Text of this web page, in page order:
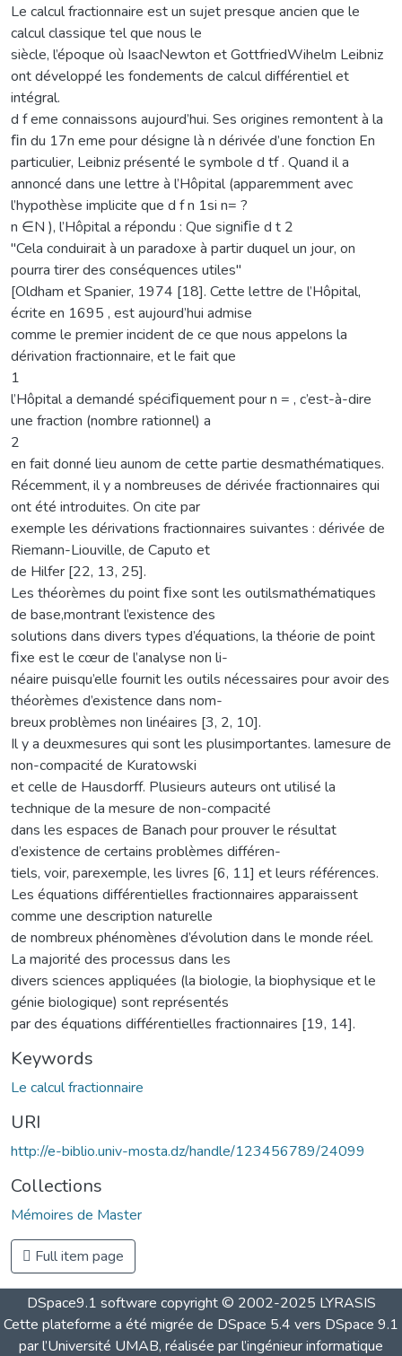
Le calcul fractionnaire est un sujet presque ancien que le
calcul classique tel que nous le
siècle, l’époque où IsaacNewton et GottfriedWihelm Leibniz
ont développé les fondements de calcul différentiel et
intégral.
d f eme connaissons aujourd’hui. Ses origines remontent à la
ﬁn du 17n eme pour désigne là n dérivée d’une fonction En
particulier, Leibniz présenté le symbole d tf . Quand il a
annoncé dans une lettre à l’Hôpital (apparemment avec
l’hypothèse implicite que d f n 1si n= ?
n ∈N ), l’Hôpital a répondu : Que signiﬁe d t 2
"Cela conduirait à un paradoxe à partir duquel un jour, on
pourra tirer des conséquences utiles"
[Oldham et Spanier, 1974 [18]. Cette lettre de l’Hôpital,
écrite en 1695 , est aujourd’hui admise
comme le premier incident de ce que nous appelons la
dérivation fractionnaire, et le fait que
1
l’Hôpital a demandé spéciﬁquement pour n = , c’est-à-dire
une fraction (nombre rationnel) a
2
en fait donné lieu aunom de cette partie desmathématiques.
Récemment, il y a nombreuses de dérivée fractionnaires qui
ont été introduites. On cite par
exemple les dérivations fractionnaires suivantes : dérivée de
Riemann-Liouville, de Caputo et
de Hilfer [22, 13, 25].
Les théorèmes du point ﬁxe sont les outilsmathématiques
de base,montrant l’existence des
solutions dans divers types d’équations, la théorie de point
ﬁxe est le cœur de l’analyse non li-
néaire puisqu’elle fournit les outils nécessaires pour avoir des
théorèmes d’existence dans nom-
breux problèmes non linéaires [3, 2, 10].
Il y a deuxmesures qui sont les plusimportantes. lamesure de
non-compacité de Kuratowski
et celle de Hausdorff. Plusieurs auteurs ont utilisé la
technique de la mesure de non-compacité
dans les espaces de Banach pour prouver le résultat
d’existence de certains problèmes différen-
tiels, voir, parexemple, les livres [6, 11] et leurs références.
Les équations différentielles fractionnaires apparaissent
comme une description naturelle
de nombreux phénomènes d’évolution dans le monde réel.
La majorité des processus dans les
divers sciences appliquées (la biologie, la biophysique et le
génie biologique) sont représentés
par des équations différentielles fractionnaires [19, 14].
Keywords
Le calcul fractionnaire
URI
http://e-biblio.univ-mosta.dz/handle/123456789/24099
Collections
Mémoires de Master
Full item page
DSpace9.1 software copyright © 2002-2025 LYRASIS
Cette plateforme a été migrée de DSpace 5.4 vers DSpace 9.1
par l’Université UMAB, réalisée par l’ingénieur informatique